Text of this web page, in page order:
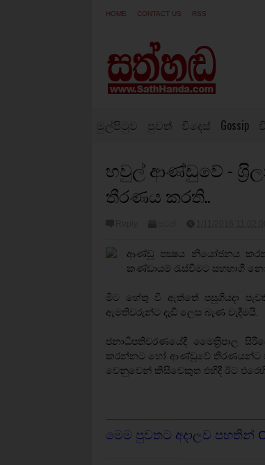
HOME CONTACT US RSS
මුල්පිටුව පුවත් විදෙස් Gossip
හවුල් ආණ්ඩුවේ -
තීරණය කරති..
ආණ්ඩු පක්‍ෂය නියෝජනය කරන
කණ්ඩායම් රැස්වීමට සහභාගී
මීට හේතු වී ඇත්තේ පසුගියදා
ඇමතිවරුන්ට දැඩි ලෙස බැණ වැදීමයි.
ජනාධිපතිවරණයේදී මෛත‍්‍රිපාල
කරන්නට හෝ ආණ්ඩුවේ තීරණයන්ට
වෙනුවෙන් කිසිවෙකුත එහිදී ඊට
මෙම පුවතට අදාලව පහතින්